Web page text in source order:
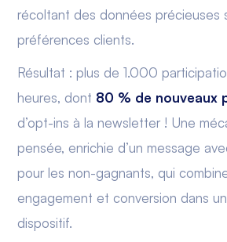
récoltant des données précieuses
préférences clients.
Résultat : plus de 1.000
heures, dont 80 % de nouveaux
d’opt-ins à la newsletter ! Une
pensée, enrichie d’un message
pour les non-gagnants, qui
engagement et conversion dans
dispositif.